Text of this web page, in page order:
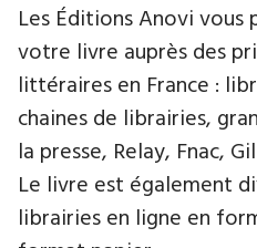
Les Éditions Anovi
votre livre auprès des
littéraires en France :
chaines de librairies,
la presse, Relay, Fnac,
Le livre est également
librairies en ligne en